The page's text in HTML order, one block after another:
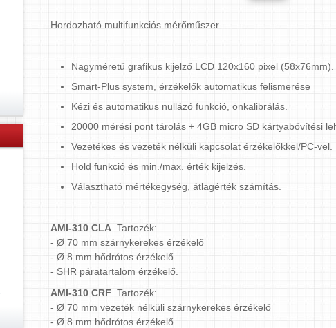
Hordozható multifunkciós mérőműszer
Nagyméretű grafikus kijelző LCD 120x160 pixel (58x76mm).
Smart-Plus system, érzékelők automatikus felismerése
Kézi és automatikus nullázó funkció, önkalibrálás.
20000 mérési pont tárolás + 4GB micro SD kártyabővítési
Vezetékes és vezeték nélküli kapcsolat érzékelőkkel/PC-vel.
Hold funkció és min./max. érték kijelzés.
Választható mértékegység, átlagérték számítás.
AMI-310 CLA . Tartozék:
- Ø 70 mm szárnykerekes érzékelő
- Ø 8 mm hődrótos érzékelő
- SHR páratartalom érzékelő.
AMI-310 CRF . Tartozék:
- Ø 70 mm vezeték nélküli szárnykerekes érzékelő
- Ø 8 mm hődrótos érzékelő